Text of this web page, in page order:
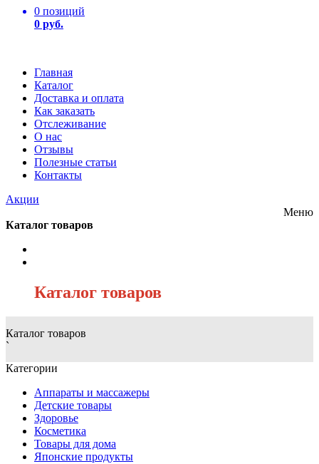
0 позиций
0 руб.
Главная
Каталог
Доставка и оплата
Как заказать
Отслеживание
О нас
Отзывы
Полезные статьи
Контакты
Акции
Меню
Каталог товаров
Каталог товаров
Каталог товаров
`
Категории
Аппараты и массажеры
Детские товары
Здоровье
Косметика
Товары для дома
Японские продукты